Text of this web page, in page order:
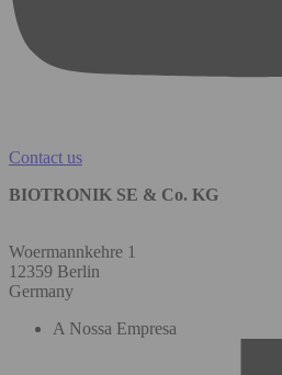
Contact us
BIOTRONIK SE & Co. KG
Woermannkehre 1
12359 Berlin
Germany
A Nossa Empresa